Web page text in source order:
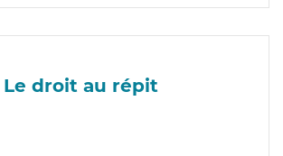
Le droit au répit